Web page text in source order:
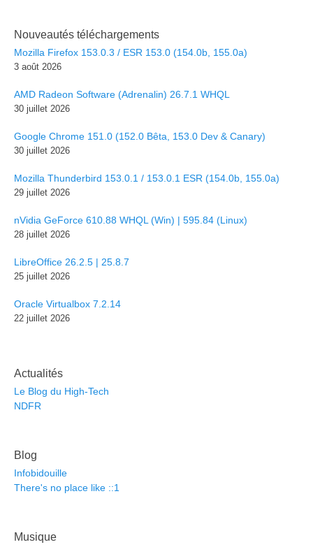
Nouveautés téléchargements
Mozilla Firefox 153.0.3 / ESR 153.0 (154.0b, 155.0a)
3 août 2026
AMD Radeon Software (Adrenalin) 26.7.1 WHQL
30 juillet 2026
Google Chrome 151.0 (152.0 Bêta, 153.0 Dev & Canary)
30 juillet 2026
Mozilla Thunderbird 153.0.1 / 153.0.1 ESR (154.0b, 155.0a)
29 juillet 2026
nVidia GeForce 610.88 WHQL (Win) | 595.84 (Linux)
28 juillet 2026
LibreOffice 26.2.5 | 25.8.7
25 juillet 2026
Oracle Virtualbox 7.2.14
22 juillet 2026
Actualités
Le Blog du High-Tech
NDFR
Blog
Infobidouille
There's no place like ::1
Musique